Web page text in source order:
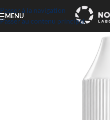
Passer à la navigation
Passer au contenu principal
MENU